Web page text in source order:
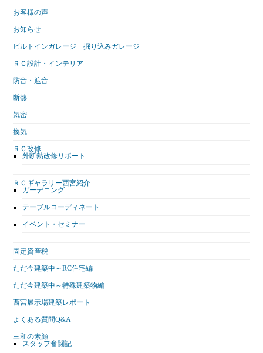
お客様の声
お知らせ
ビルトインガレージ 掘り込みガレージ
ＲＣ設計・インテリア
防音・遮音
断熱
気密
換気
ＲＣ改修
外断熱改修リポート
ＲＣギャラリー西宮紹介
ガーデニング
テーブルコーディネート
イベント・セミナー
固定資産税
ただ今建築中～RC住宅編
ただ今建築中～特殊建築物編
西宮展示場建築レポート
よくある質問Q&A
三和の素顔
スタッフ奮闘記